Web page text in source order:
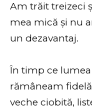
Am trăit treizeci
mea mică și nu
un dezavantaj.
În timp ce
rămâneam
veche ciobită,